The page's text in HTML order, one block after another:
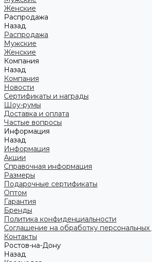
Женские
Распродажа
Назад
Распродажа
Мужские
Женские
Компания
Назад
Компания
Новости
Сертификаты и награды
Шоу-румы
Доставка и оплата
Частые вопросы
Информация
Назад
Информация
Акции
Справочная информация
Размеры
Подарочные сертификаты
Оптом
Гарантия
Бренды
Политика конфиденциальности
Соглашение на обработку персональных
Контакты
Ростов-на-Дону
Назад